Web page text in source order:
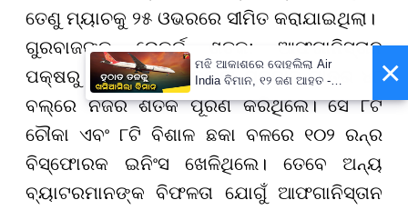
ତେଣୁ ମ୍ୟାଚକୁ ୨୫ ଓଭରରେ ସୀମିତ କରାଯାଇଥିଲା।
ଗୁରବାଜଙ୍କ ରେକର୍ଡ ଶତକ: ଆଫଗାନିସ୍ତାନ
ପକ୍ଷରୁ ଓପନର୍ ରହମାନୁଲ୍ଲା ଗୁରବାଜ ମାତ୍ର ୪୮
ବଲ୍ରେ ନିଜର ଶତକ ପୂରଣ କରିଥିଲେ। ସେ ୮ଟି
ଚୌକା ଏବଂ ୮ଟି ବିଶାଳ ଛକା ବଳରେ ୧୦୨ ରନ୍ର
ବିସ୍ଫୋରକ ଇନିଂସ ଖେଳିଥିଲେ। ତେବେ ଅନ୍ୟ
ବ୍ୟାଟରମାନଙ୍କ ବିଫଳତା ଯୋଗୁଁ ଆଫଗାନିସ୍ତାନ
×
ମଝି ଆକାଶରେ ଦୋହଲିଲା Air
India ବିମାନ, ୧୨ ଜଣ ଆହତ -